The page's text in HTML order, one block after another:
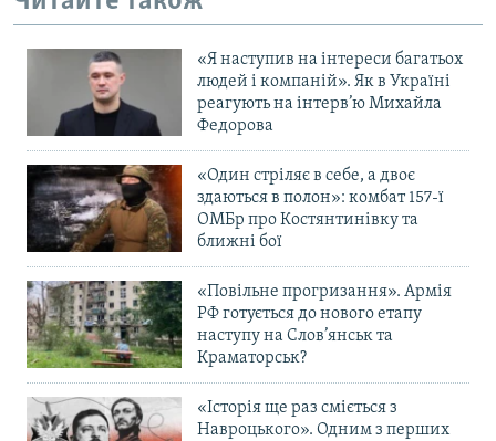
«Я наступив на інтереси багатьох
людей і компаній». Як в Україні
реагують на інтерв’ю Михайла
Федорова
«Один стріляє в себе, а двоє
здаються в полон»: комбат 157-ї
ОМБр про Костянтинівку та
ближні бої
«Повільне прогризання». Армія
РФ готується до нового етапу
наступу на Слов’янськ та
Краматорськ?
«Історія ще раз сміється з
Навроцького». Одним з перших